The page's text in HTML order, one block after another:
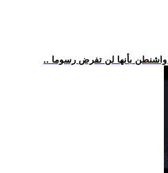
واشنطن بأنها لن تفرض رسوما